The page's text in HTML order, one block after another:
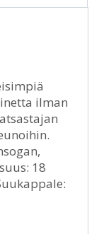
ilman
18